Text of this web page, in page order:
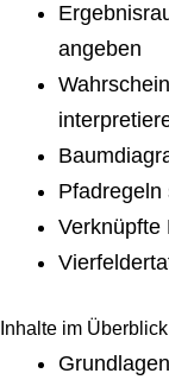
angeben
Pfadregeln
Verknüpfte
Inhalte im Überblick